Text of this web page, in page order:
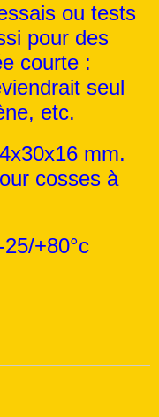
ou tests
pour des
courte :
seul
etc.
mm.
cosses à
+80°c